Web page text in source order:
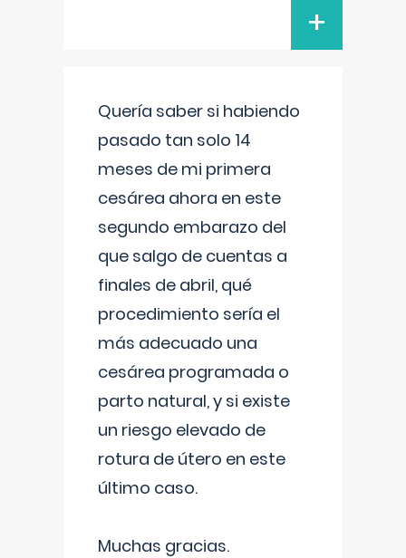
+
Quería saber si habiendo
pasado tan solo 14
meses de mi primera
cesárea ahora en este
segundo embarazo del
que salgo de cuentas a
finales de abril, qué
procedimiento sería el
más adecuado una
cesárea programada o
parto natural, y si existe
un riesgo elevado de
rotura de útero en este
último caso.
Muchas gracias.